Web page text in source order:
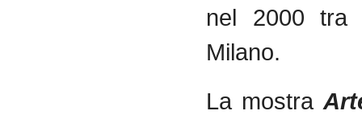
nel 2000 tra
Milano.
La mostra